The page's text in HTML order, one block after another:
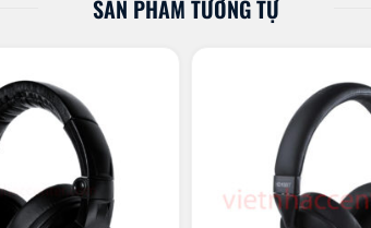
SẢN PHẨM TƯƠNG TỰ